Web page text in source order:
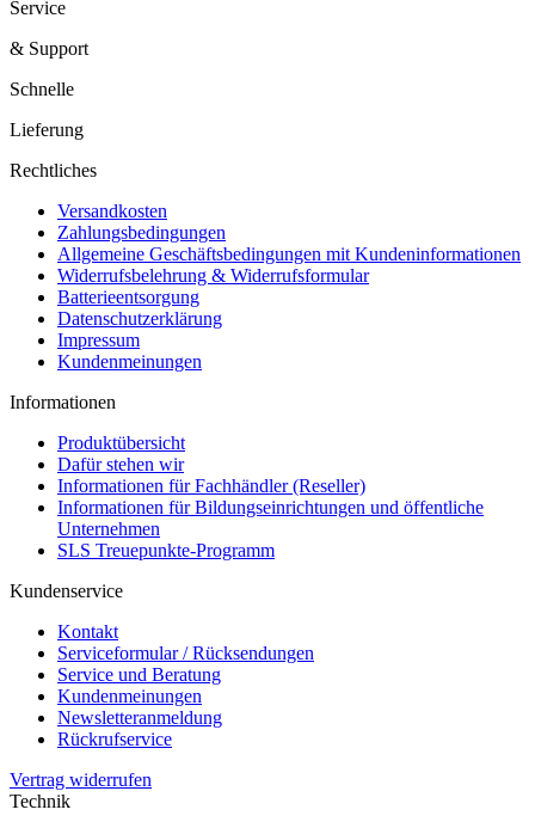
Service
& Support
Schnelle
Lieferung
Rechtliches
Versandkosten
Zahlungsbedingungen
Allgemeine Geschäftsbedingungen mit Kundeninformationen
Widerrufsbelehrung & Widerrufsformular
Batterieentsorgung
Datenschutzerklärung
Impressum
Kundenmeinungen
Informationen
Produktübersicht
Dafür stehen wir
Informationen für Fachhändler (Reseller)
Informationen für Bildungseinrichtungen und öffentliche
Unternehmen
SLS Treuepunkte-Programm
Kundenservice
Kontakt
Serviceformular / Rücksendungen
Service und Beratung
Kundenmeinungen
Newsletteranmeldung
Rückrufservice
Vertrag widerrufen
Technik